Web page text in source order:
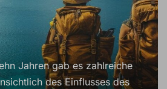
Jahren gab es zahlreiche
des Einflusses des